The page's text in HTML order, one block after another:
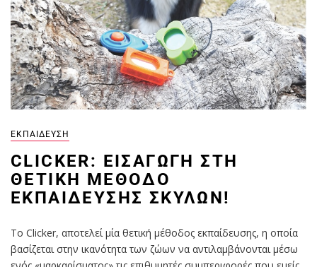
ΕΚΠΑΊΔΕΥΣΗ
CLICKER: ΕΙΣΑΓΩΓΉ ΣΤΗ
ΘΕΤΙΚΉ ΜΈΘΟΔΟ
ΕΚΠΑΊΔΕΥΣΗΣ ΣΚΎΛΩΝ!
To Clicker, αποτελεί μία θετική μέθοδος εκπαίδευσης, η οποία
βασίζεται στην ικανότητα των ζώων να αντιλαμβάνονται μέσω